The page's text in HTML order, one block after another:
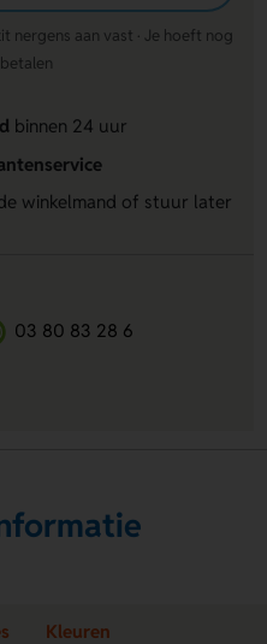
nergens aan vast · Je hoeft nog
binnen 24 uur
winkelmand of stuur later
03 80 83 28 6
Kleuren